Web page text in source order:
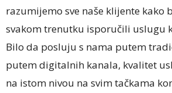
razumijemo sve naše klijente kako
svakom trenutku isporučili uslugu
Bilo da posluju s nama putem
putem digitalnih kanala, kvalitet
na istom nivou na svim tačkama